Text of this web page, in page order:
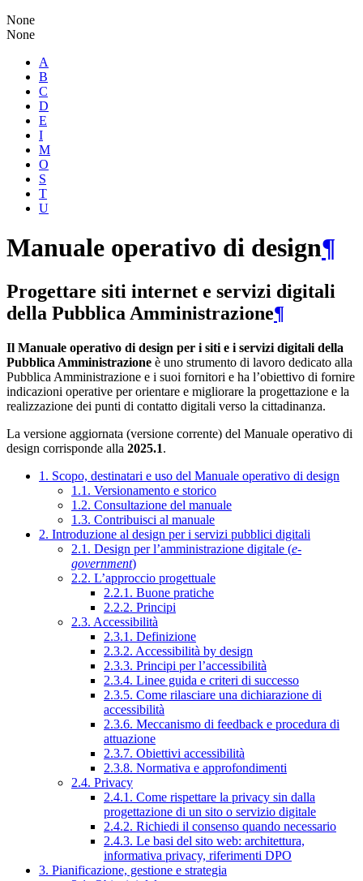
None
None
A
B
C
D
E
I
M
O
S
T
U
Manuale operativo di design¶
Progettare siti internet e servizi digitali
della Pubblica Amministrazione¶
Il Manuale operativo di design per i siti e i servizi digitali della
Pubblica Amministrazione è uno strumento di lavoro dedicato alla
Pubblica Amministrazione e i suoi fornitori e ha l’obiettivo di fornire
indicazioni operative per orientare e migliorare la progettazione e la
realizzazione dei punti di contatto digitali verso la cittadinanza.
La versione aggiornata (versione corrente) del Manuale operativo di
design corrisponde alla 2025.1.
1. Scopo, destinatari e uso del Manuale operativo di design
1.1. Versionamento e storico
1.2. Consultazione del manuale
1.3. Contribuisci al manuale
2. Introduzione al design per i servizi pubblici digitali
2.1. Design per l’amministrazione digitale (e-
government)
2.2. L’approccio progettuale
2.2.1. Buone pratiche
2.2.2. Principi
2.3. Accessibilità
2.3.1. Definizione
2.3.2. Accessibilità by design
2.3.3. Principi per l’accessibilità
2.3.4. Linee guida e criteri di successo
2.3.5. Come rilasciare una dichiarazione di
accessibilità
2.3.6. Meccanismo di feedback e procedura di
attuazione
2.3.7. Obiettivi accessibilità
2.3.8. Normativa e approfondimenti
2.4. Privacy
2.4.1. Come rispettare la privacy sin dalla
progettazione di un sito o servizio digitale
2.4.2. Richiedi il consenso quando necessario
2.4.3. Le basi del sito web: architettura,
informativa privacy, riferimenti DPO
3. Pianificazione, gestione e strategia